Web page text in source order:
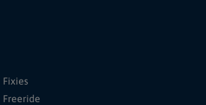
Fixies
Freeride